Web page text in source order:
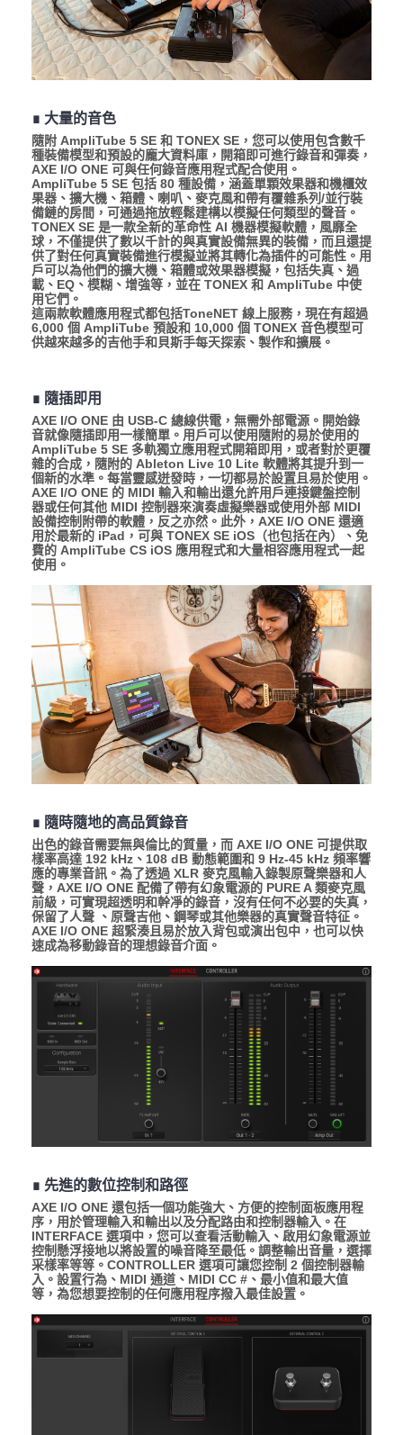
∎ 大量的音色
隨附 AmpliTube 5 SE 和 TONEX SE，您可以使用包含數千
種裝備模型和預設的龐大資料庫，開箱即可進行錄音和彈奏，
AXE I/O ONE 可與任何錄音應用程式配合使用。
AmpliTube 5 SE 包括 80 種設備，涵蓋單顆效果器和機櫃效
果器、擴大機、箱體、喇叭、麥克風和帶有覆雜系列/並行裝
備鏈的房間，可通過拖放輕鬆建構以模擬任何類型的聲音。
TONEX SE 是一款全新的革命性 AI 機器模擬軟體，風靡全
球，不僅提供了數以千計的與真實設備無異的裝備，而且還提
供了對任何真實裝備進行模擬並將其轉化為插件的可能性。用
戶可以為他們的擴大機、箱體或效果器模擬，包括失真、過
載、EQ、模糊、增強等，並在 TONEX 和 AmpliTube 中使
用它們。
這兩款軟體應用程式都包括ToneNET 線上服務，現在有超過
6,000 個 AmpliTube 預設和 10,000 個 TONEX 音色模型可
供越來越多的吉他手和貝斯手每天探索、製作和擴展。
∎ 隨插即用
AXE I/O ONE 由 USB-C 總線供電，無需外部電源。開始錄
音就像隨插即用一樣簡單。用戶可以使用隨附的易於使用的
AmpliTube 5 SE 多軌獨立應用程式開箱即用，或者對於更覆
雜的合成，隨附的 Ableton Live 10 Lite 軟體將其提升到一
個新的水準。每當靈感迸發時，一切都易於設置且易於使用。
AXE I/O ONE 的 MIDI 輸入和輸出還允許用戶連接鍵盤控制
器或任何其他 MIDI 控制器來演奏虛擬樂器或使用外部 MIDI
設備控制附帶的軟體，反之亦然。此外，AXE I/O ONE 還適
用於最新的 iPad，可與 TONEX SE iOS（也包括在內）、免
費的 AmpliTube CS iOS 應用程式和大量相容應用程式一起
使用。
∎ 隨時隨地的高品質錄音
出色的錄音需要無與倫比的質量，而 AXE I/O ONE 可提供取
樣率高達 192 kHz、108 dB 動態範圍和 9 Hz-45 kHz 頻率響
應的專業音訊。為了透過 XLR 麥克風輸入錄製原聲樂器和人
聲，AXE I/O ONE 配備了帶有幻象電源的 PURE A 類麥克風
前級，可實現超透明和幹凈的錄音，沒有任何不必要的失真，
保留了人聲 、原聲吉他、鋼琴或其他樂器的真實聲音特征。
AXE I/O ONE 超緊湊且易於放入背包或演出包中，也可以快
速成為移動錄音的理想錄音介面。
∎ 先進的數位控制和路徑
AXE I/O ONE 還包括一個功能強大、方便的控制面板應用程
序，用於管理輸入和輸出以及分配路由和控制器輸入。在
INTERFACE 選項中，您可以查看活動輸入、啟用幻象電源並
控制懸浮接地以將設置的噪音降至最低。調整輸出音量，選擇
采樣率等等。CONTROLLER 選項可讓您控制 2 個控制器輸
入。設置行為、MIDI 通道、MIDI CC #、最小值和最大值
等，為您想要控制的任何應用程序撥入最佳設置。